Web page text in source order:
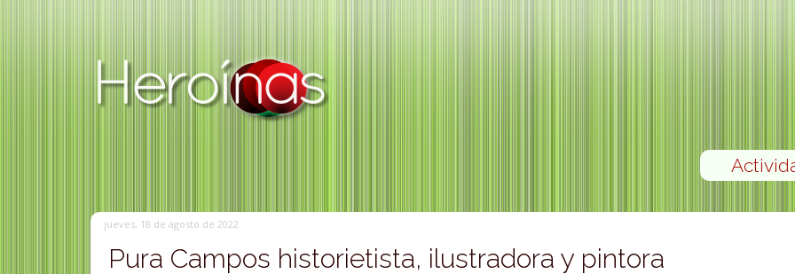
jueves, 18 de agosto de 2022
Pura Campos historietista, ilustradora y pintora